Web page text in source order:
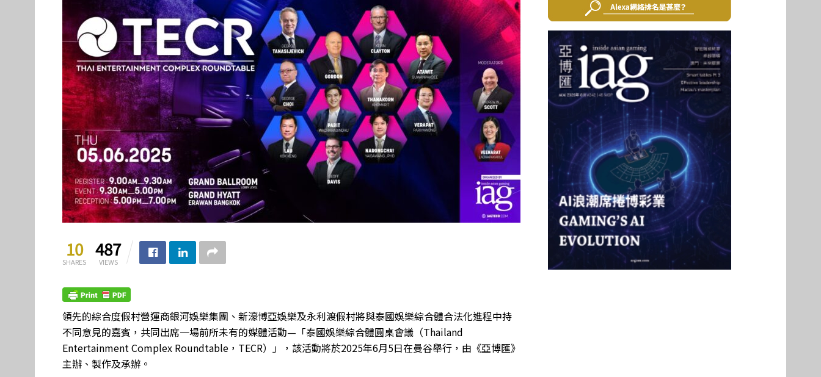
10
SHARES
487
VIEWS
領先的綜合度假村營運商銀河娛樂集團、新濠博亞娛樂及永利渡假村將與泰國娛樂綜合體合法化進程中持
不同意見的嘉賓，共同出席一場前所未有的媒體活動—「泰國娛樂綜合體圓桌會議（Thailand
Entertainment Complex Roundtable，TECR）」，該活動將於2025年6月5日在曼谷舉行，由《亞博匯》
主辦、製作及承辦。